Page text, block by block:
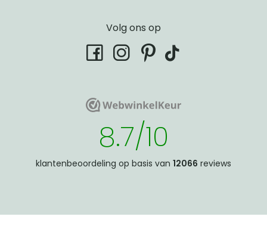
Volg ons op
facebookinstagram
pinterest
tiktok
WebwinkelKeurWebwinkelKeur
8.7/10
klantenbeoordeling op basis van 12066 reviews